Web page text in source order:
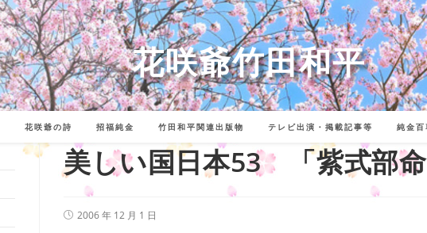
花咲爺竹田和平
花咲爺の詩 招福純金 竹田和平関連出版物 テレビ出演・掲載記事等 純金
美しい国日本53 「紫式部
投 2006 年 12 月 1 日